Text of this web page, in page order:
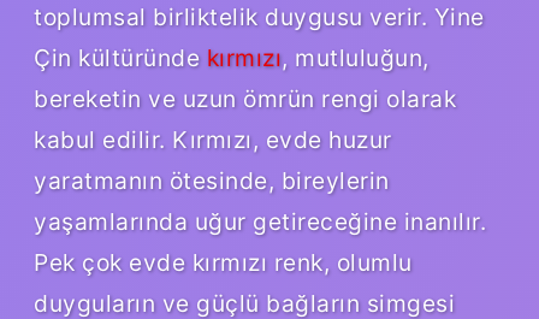
toplumsal birliktelik duygusu verir. Yine
Çin kültüründe kırmızı, mutluluğun,
bereketin ve uzun ömrün rengi olarak
kabul edilir. Kırmızı, evde huzur
yaratmanın ötesinde, bireylerin
yaşamlarında uğur getireceğine inanılır.
Pek çok evde kırmızı renk, olumlu
duyguların ve güçlü bağların simgesi